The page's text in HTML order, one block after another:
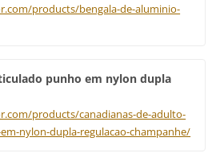
products/bengala-de-aluminio-
punho em nylon dupla
products/canadianas-de-adulto-
nylon-dupla-regulacao-champanhe/